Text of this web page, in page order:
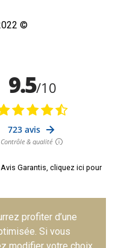
profiter d’une
Si vous
©
Garantis, cliquez ici pour